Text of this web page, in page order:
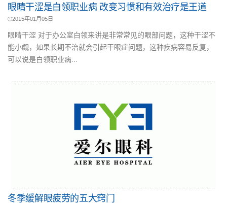
眼睛干涩是白领职业病 改变习惯和有效治疗是王道
2015年01月05日
眼睛干涩 对于办公室白领来讲是非常常见的眼部问题，这种干涩不
能小觑，如果长期不治就会引起干眼症问题，这种疾病容易反复，
可以说是白领职业病...
冬季缓解眼疲劳的五大窍门